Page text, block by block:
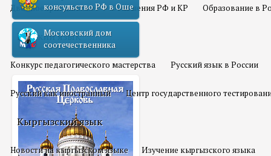
Двойное гражданство Отношения РФ и КР Образование в
Русский язык
Конкурс педагогического мастерства Русский язык в России
Русский как иностранный Центр государственного
Кыргызский язык
Новости на кыргызском языке Изучение кыргызского языка
консульство РФ в Оше
Московский дом
соотечественника